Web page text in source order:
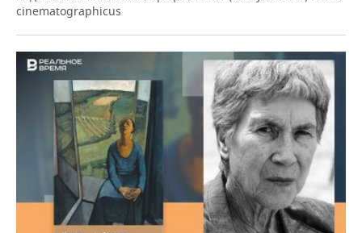
cinematographicus